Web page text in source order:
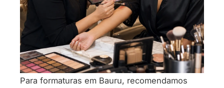
Para formaturas em Bauru, recomendamos